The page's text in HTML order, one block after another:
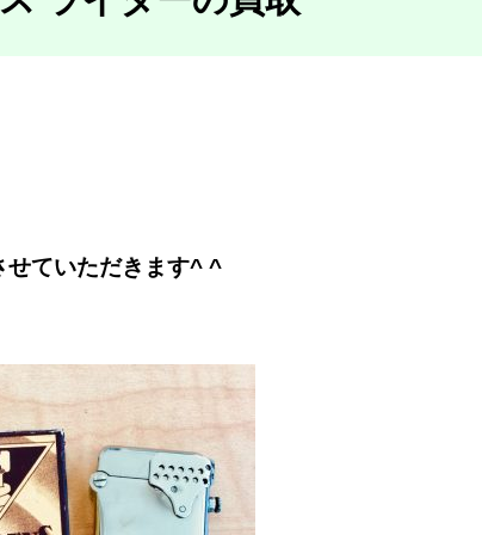
せていただきます^ ^